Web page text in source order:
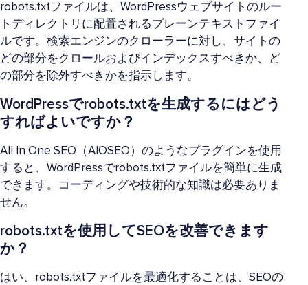
robots.txtファイルは、WordPressウェブサイトのルー
トディレクトリに配置されるプレーンテキストファイ
ルです。検索エンジンのクローラーに対し、サイトの
どの部分をクロールおよびインデックスすべきか、ど
の部分を除外すべきかを指示します。
WordPressでrobots.txtを生成するにはどう
すればよいですか？
All In One SEO（AIOSEO）のようなプラグインを使用
すると、WordPressでrobots.txtファイルを簡単に生成
できます。コーディングや技術的な知識は必要ありま
せん。
robots.txtを使用してSEOを改善できます
か？
はい、robots.txtファイルを最適化することは、SEOの